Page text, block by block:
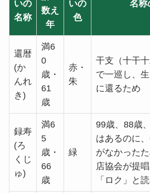
思いやり電報
よくご利用いただく弔電
お線香・ローソク付き弔電
祝電の送り方
いの
名称
数え
年
いの
色
名称
還暦
(か
んれ
き)
満6
0
歳・
61
歳
赤・
朱
干支（十干
で一巡し、
に還るため
録寿
(ろ
くじ
ゅ)
満6
5
歳・
66
歳
緑
99歳、88歳
はあるのに
がなかった
店協会が提
「ロク」と